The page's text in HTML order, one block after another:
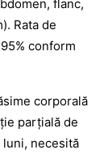
flanc,
Rata de
conform
corporală
parțială de
necesită